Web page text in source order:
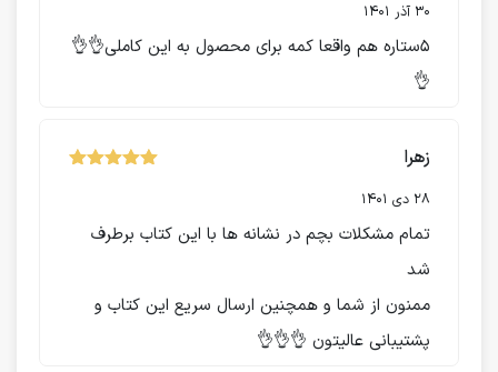
30 آذر 1401
۵ستاره هم واقعا کمه برای محصول به این کاملی👌👌
👌
زهرا
28 دی 1401
تمام مشکلات بچم در نشانه ها با این کتاب برطرف
شد
ممنون از شما و همچنین ارسال سریع این کتاب و
پشتیبانی عالیتون 👌👌👌